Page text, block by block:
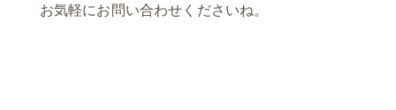
お気軽にお問い合わせくださいね。